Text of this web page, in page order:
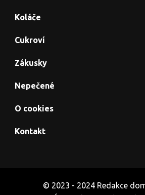
Koláče
Cukroví
Zákusky
Nepečené
O cookies
Kontakt
© 2023 - 2024 Redakce